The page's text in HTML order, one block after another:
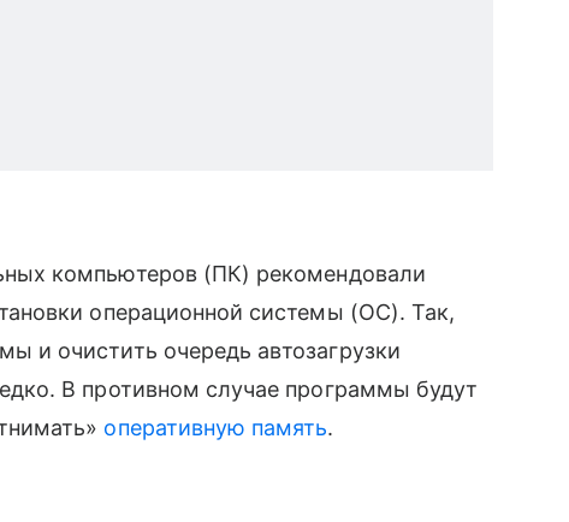
компьютеров (ПК) рекомендовали
операционной системы (ОС). Так,
и очистить очередь автозагрузки
В противном случае программы будут
оперативную память.